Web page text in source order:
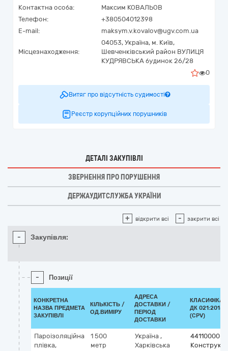
Контактна особа:
Максим КОВАЛЬОВ
Телефон:
+380504012398
E-mail:
maksym.v.kovalov@ugv.com.ua
Місцезнаходження:
04053, Україна, м. Київ,
Шевченківський район ВУЛИЦЯ
КУДРЯВСЬКА будинок 26/28
0
Витяг про відсутність судимості
Реєстр корупційних порушників
ДЕТАЛІ ЗАКУПІВЛІ
ЗВЕРНЕННЯ ПРО ПОРУШЕННЯ
ДЕРЖАУДИТСЛУЖБА УКРАЇНИ
+ відкрити всі - закрити всі
- Закупівля:
- Позиції
КОНКРЕТНА
НАЗВА ПРЕДМЕТА
ЗАКУПІВЛІ
КІЛЬКІСТЬ /
ОД.ВИМІРУ
АДРЕСА
ДОСТАВКИ /
ПЕРІОД
ДОСТАВКИ
ДК 021:2015
(CPV)
Пароізоляційна
плівка,
1 500
метр
Україна ,
Харківська
44110000-4